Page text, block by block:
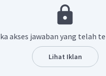
tersebut ke arah Timur
akses jawaban yang telah
Lihat Iklan